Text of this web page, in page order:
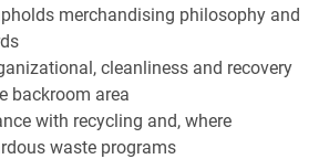
merchandising philosophy and
cleanliness and recovery
backroom area
with recycling and, where
waste programs